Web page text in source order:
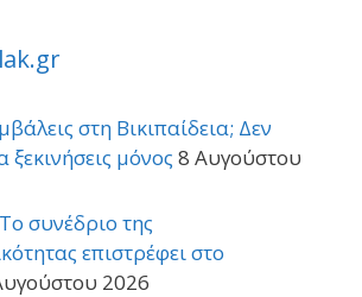
στη Βικιπαίδεια; Δεν
ξεκινήσεις μόνος 8 Αυγούστου
συνέδριο της
επιστρέφει στο
2026